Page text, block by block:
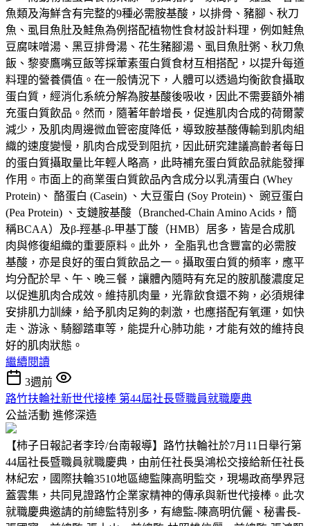
魚類及海鮮含有完整的9種必需胺基酸，以排骨、豬腳、秋刀
魚、虱目魚肚及鮭魚為例搭配植物性食材設計料理，例如鮭魚
豆腐味噌湯、黑豆排骨湯、花生豬腳湯、虱目魚肚粥、秋刀魚
飯、黎麥鷹嘴豆飯等採葷素蛋白質食材互相搭配，以提升每道
料理的營養價值。在一般情況下，人體可以透過均衡飲食攝取
蛋白質，經消化系統分解為胺基酸後吸收，因此不需要額外補
充蛋白質飲品。然而，隨著年齡增長，促進肌肉合成的荷爾蒙
減少，及肌肉周邊微血管密度降低，導致胺基酸傳輸到肌肉組
織的速度變慢，肌肉合成受到阻抗，因此研究建議高齡者每日
的蛋白質攝取量比年輕人略高，此時補充蛋白質飲品就能發揮
作用。市面上的商業蛋白質飲品內含成分以乳清蛋白 (Whey
Protein)、 酪蛋白 (Casein) 、大豆蛋白 (Soy Protein)、 豌豆蛋白
(Pea Protein) 、支鏈胺基酸（Branched-Chain Amino Acids，簡
稱BCAA）及β-羥基-β-甲基丁酸（HMB）居多，皆是合成肌
肉與修復組織的重要原料。此外， 全脂乳也含豐富的必需胺
基酸，亦是良好的蛋白質飲品之一。攝取蛋白質的頻率，應平
均分配於早、午、晚三餐，讓體內隨時有充足的胺肌酸濃度足
以促進肌肉合成效。維持肌肉量，光靠飲食還不夠，必須規律
安排肌力訓練，給予肌肉足夠的刺激，也應搭配有氧運，如快
走、游泳、騎腳踏車等，能提升心肺功能，才能有效的維持良
好的肌肉狀態。
繼續閱讀
3週前
路竹扶輪社新世代接棒 第44屆社長暨職員就職慶典
公益活動 進修深造
【柿子日報記者李玲/台南報導】路竹扶輪社於7月11日舉行第
44屆社長暨職員就職慶典，由前任社長吳鴻松交接給新任社長
林紀宏，國際扶輪3510地區總監陳高明監交，現場政商學界冠
蓋雲集，共同見證路竹企業家精神的傳承與新世代接棒。此次
就職慶典邀請的前總監特別多，有總監-陳高明伉儷、秘書長-